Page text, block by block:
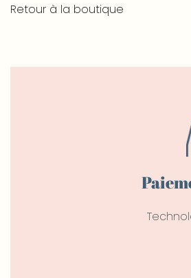
Retour à la boutique